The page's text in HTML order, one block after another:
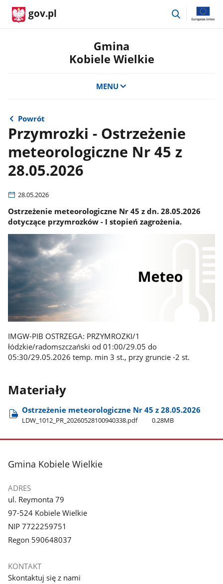
gov.pl
przejdź
Gmina
Kobiele Wielkie
MENU
Powrót
Przymrozki - Ostrzeżenie
meteorologiczne Nr 45 z
28.05.2026
28.05.2026
Ostrzeżenie meteorologiczne Nr 45 z dn. 28.05.2026
dotyczące przymrozków - I stopień zagrożenia.
IMGW-PIB OSTRZEGA: PRZYMROZKI/1
łódzkie/radomszczański od 01:00/29.05 do
05:30/29.05.2026 temp. min 3 st., przy gruncie -2 st.
Materiały
Ostrzeżenie meteorologiczne Nr 45 z 28.05.2026
LDW​_1012​_PR​_20260528100940338.pdf 0.28MB
stopka
Gmina Kobiele Wielkie
ADRES
ul. Reymonta 79
97-524 Kobiele Wielkie
NIP 7722259751
Regon 590648037
KONTAKT
Skontaktuj się z nami